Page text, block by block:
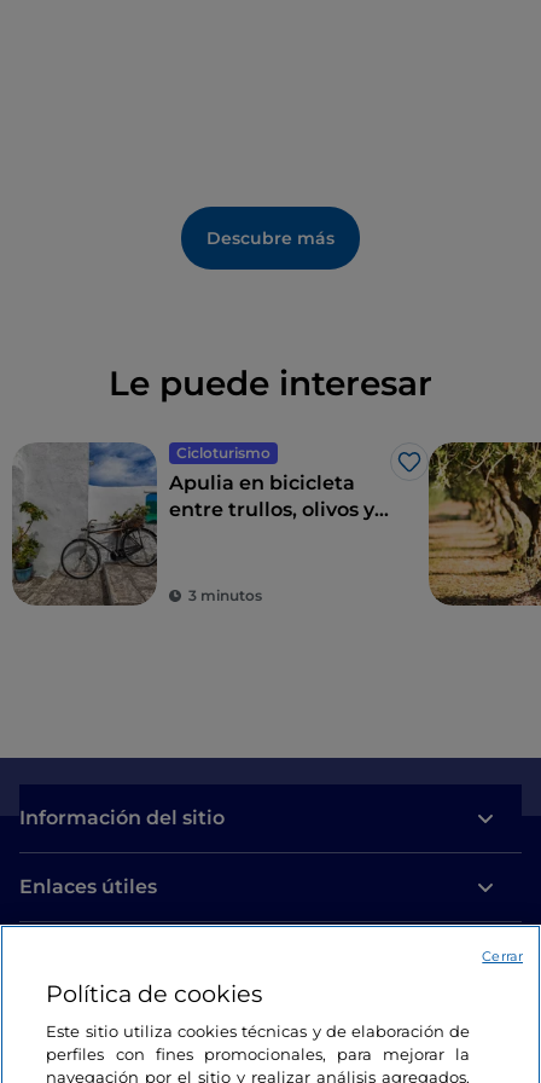
Descubre más
Le puede interesar
Cicloturismo
Me gusta
Apulia en bicicleta
entre trullos, olivos y
3 minutos
Información del sitio
Enlaces útiles
Estamos en contacto
Política de cookies
Este sitio utiliza cookies técnicas y de elaboración de
perfiles con fines promocionales, para mejorar la
navegación por el sitio y realizar análisis agregados.
Cerrar